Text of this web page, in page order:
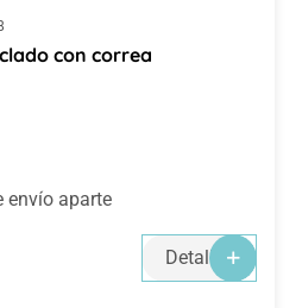
con correa
envío aparte
Detalles